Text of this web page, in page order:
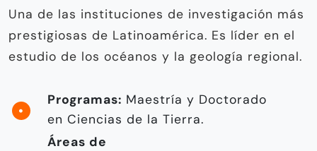
Una de las instituciones de investigación más
prestigiosas de Latinoamérica. Es líder en el
estudio de los océanos y la geología regional.
Programas: Maestría y Doctorado
en Ciencias de la Tierra.
Áreas de